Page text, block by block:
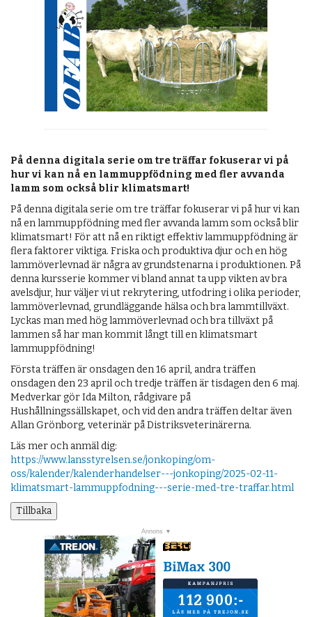
På denna digitala serie om tre träffar fokuserar vi på
hur vi kan nå en lammuppfödning med fler avvanda
lamm som också blir klimatsmart!
På denna digitala serie om tre träffar fokuserar vi på hur vi kan
nå en lammuppfödning med fler avvanda lamm som också blir
klimatsmart! För att nå en riktigt effektiv lammuppfödning är
flera faktorer viktiga. Friska och produktiva djur och en hög
lammöverlevnad är några av grundstenarna i produktionen. På
denna kursserie kommer vi bland annat ta upp vikten av bra
avelsdjur, hur väljer vi ut rekrytering, utfodring i olika perioder,
lammöverlevnad, grundläggande hälsa och bra lammtillväxt.
Lyckas man med hög lammöverlevnad och bra tillväxt på
lammen så har man kommit långt till en klimatsmart
lammuppfödning!
Första träffen är onsdagen den 16 april, andra träffen
onsdagen den 23 april och tredje träffen är tisdagen den 6 maj.
Medverkar gör Ida Milton, rådgivare på
Hushållningssällskapet, och vid den andra träffen deltar även
Allan Grönborg, veterinär på Distriksveterinärerna.
Läs mer och anmäl dig:
https://www.lansstyrelsen.se/jonkoping/om-
oss/kalender/kalenderhandelser---jonkoping/2025-02-11-
klimatsmart-lammuppfodning---serie-med-tre-traffar.html
Tillbaka